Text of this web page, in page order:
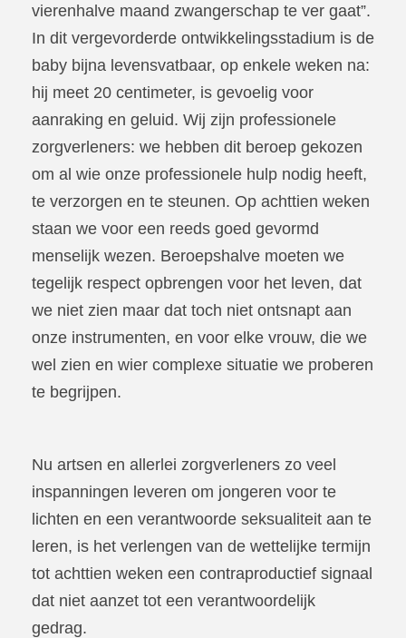
vierenhalve maand zwangerschap te ver gaat”.
In dit vergevorderde ontwikkelingsstadium is de
baby bijna levensvatbaar, op enkele weken na:
hij meet 20 centimeter, is gevoelig voor
aanraking en geluid. Wij zijn professionele
zorgverleners: we hebben dit beroep gekozen
om al wie onze professionele hulp nodig heeft,
te verzorgen en te steunen. Op achttien weken
staan we voor een reeds goed gevormd
menselijk wezen. Beroepshalve moeten we
tegelijk respect opbrengen voor het leven, dat
we niet zien maar dat toch niet ontsnapt aan
onze instrumenten, en voor elke vrouw, die we
wel zien en wier complexe situatie we proberen
te begrijpen.
Nu artsen en allerlei zorgverleners zo veel
inspanningen leveren om jongeren voor te
lichten en een verantwoorde seksualiteit aan te
leren, is het verlengen van de wettelijke termijn
tot achttien weken een contraproductief signaal
dat niet aanzet tot een verantwoordelijk
gedrag.